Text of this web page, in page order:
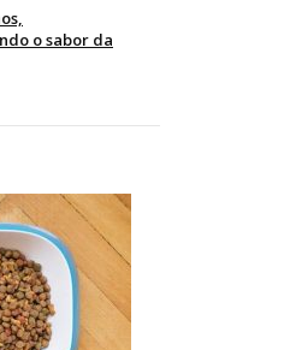
o sabor da